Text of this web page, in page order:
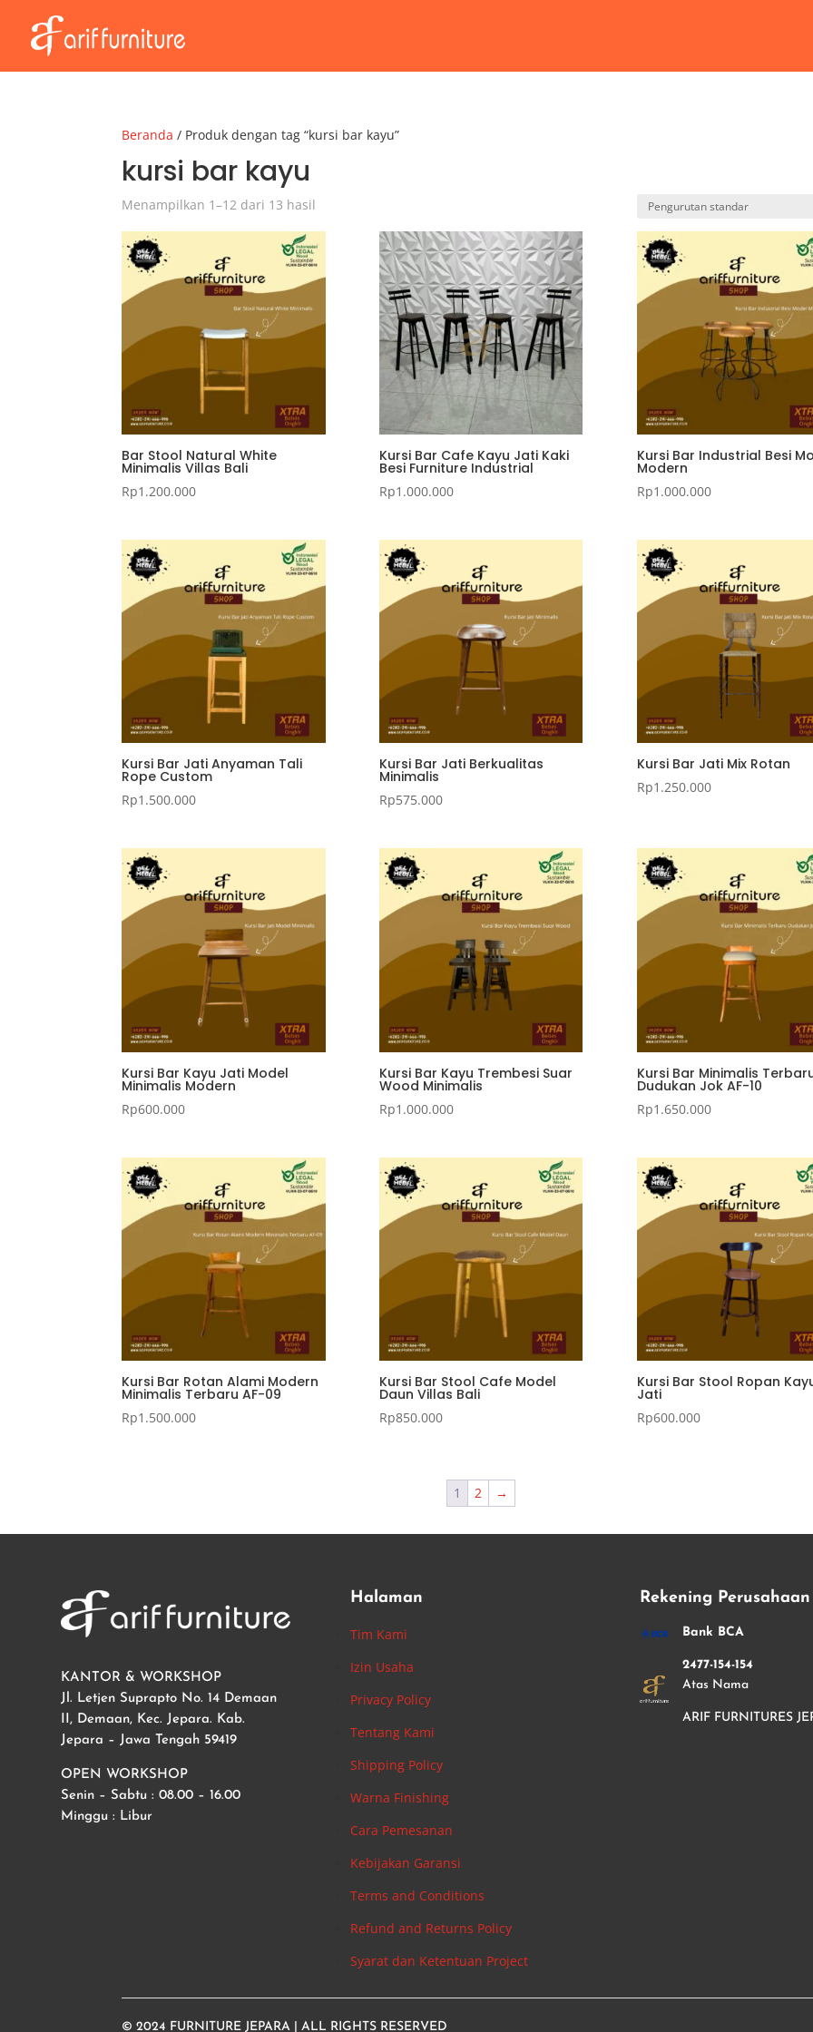
Beranda / Produk dengan tag “kursi bar kayu”
kursi bar kayu
Menampilkan 1–12 dari 13 hasil
Bar Stool Natural White
Minimalis Villas Bali
Rp1.200.000
Kursi Bar Cafe Kayu Jati Kaki
Besi Furniture Industrial
Rp1.000.000
Kursi Bar Industrial Besi
Modern
Rp1.000.000
Kursi Bar Jati Anyaman Tali
Rope Custom
Rp1.500.000
Kursi Bar Jati Berkualitas
Minimalis
Rp575.000
Kursi Bar Jati Mix Rotan
Rp1.250.000
Kursi Bar Kayu Jati Model
Minimalis Modern
Rp600.000
Kursi Bar Kayu Trembesi Suar
Wood Minimalis
Rp1.000.000
Kursi Bar Minimalis
Dudukan Jok AF-10
Rp1.650.000
Kursi Bar Rotan Alami Modern
Minimalis Terbaru AF-09
Rp1.500.000
Kursi Bar Stool Cafe Model
Daun Villas Bali
Rp850.000
Kursi Bar Stool Ropan
Jati
Rp600.000
1 2 →
KANTOR & WORKSHOP
Jl. Letjen Suprapto No. 14 Demaan
II, Demaan, Kec. Jepara. Kab.
Jepara – Jawa Tengah 59419
OPEN WORKSHOP
Senin – Sabtu : 08.00 – 16.00
Minggu : Libur
Halaman
Tim Kami
Izin Usaha
Privacy Policy
Tentang Kami
Shipping Policy
Warna Finishing
Cara Pemesanan
Kebijakan Garansi
Terms and Conditions
Refund and Returns Policy
Syarat dan Ketentuan Project
Rekening Perusahaan
Bank BCA
2477-154-154
Atas Nama
ARIF FURNITURES
© 2024 FURNITURE JEPARA | ALL RIGHTS RESERVED